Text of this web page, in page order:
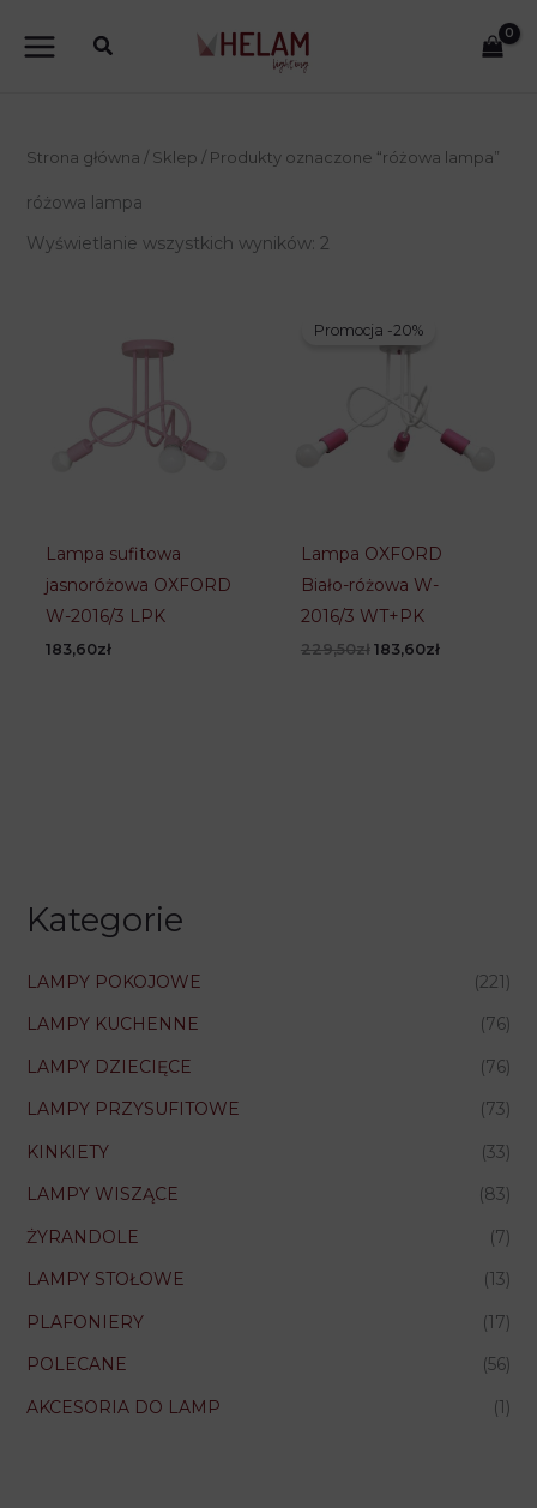
Kategorie
LAMPY POKOJOWE
(221)
LAMPY KUCHENNE
(76)
LAMPY DZIECIĘCE
(76)
LAMPY PRZYSUFITOWE
(73)
KINKIETY
(33)
LAMPY WISZĄCE
(83)
ŻYRANDOLE
(7)
LAMPY STOŁOWE
(13)
PLAFONIERY
(17)
POLECANE
(56)
AKCESORIA DO LAMP
(1)
Strona główna / Sklep / Produkty oznaczone “różowa lampa”
różowa lampa
Wyświetlanie wszystkich wyników: 2
Lampa sufitowa
jasnoróżowa OXFORD
W-2016/3 LPK
183,60zł
Promocja -20%
Lampa OXFORD
Biało-różowa W-
2016/3 WT+PK
229,50zł Pierwotna
183,60złAktualna